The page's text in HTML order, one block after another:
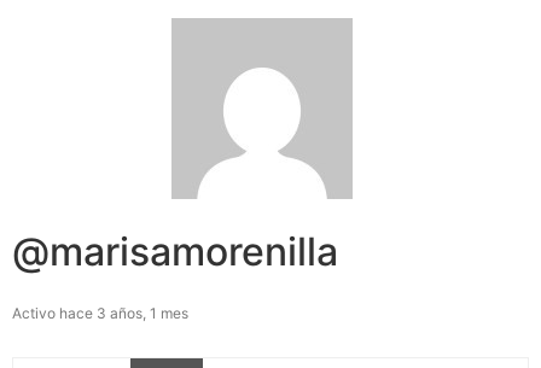
@marisamorenilla
Activo hace 3 años, 1 mes